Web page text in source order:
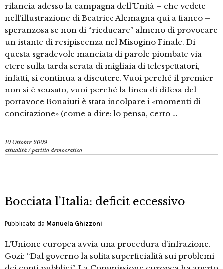
rilancia adesso la campagna dell’Unità – che vedete
nell’illustrazione di Beatrice Alemagna qui a fianco –
speranzosa se non di “rieducare” almeno di provocare
un istante di resipiscenza nel Misogino Finale. Di
questa sgradevole manciata di parole piombate via
etere sulla tarda serata di migliaia di telespettatori,
infatti, si continua a discutere. Vuoi perché il premier
non si è scusato, vuoi perché la linea di difesa del
portavoce Bonaiuti è stata incolpare i «momenti di
concitazione» (come a dire: lo pensa, certo …
10 Ottobre 2009
attualità /partito democratico
Bocciata l’Italia: deficit eccessivo
Pubblicato da Manuela Ghizzoni
L’Unione europea avvia una procedura d’infrazione.
Gozi: “Dal governo la solita superficialità sui problemi